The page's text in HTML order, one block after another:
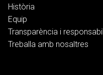
Història
Equip
Transparència i
Treballa amb nosaltres